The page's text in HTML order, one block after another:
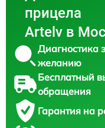
прицела
Artelv в
Диагностика
желанию
Бесплатный
обращения
Гарантия на